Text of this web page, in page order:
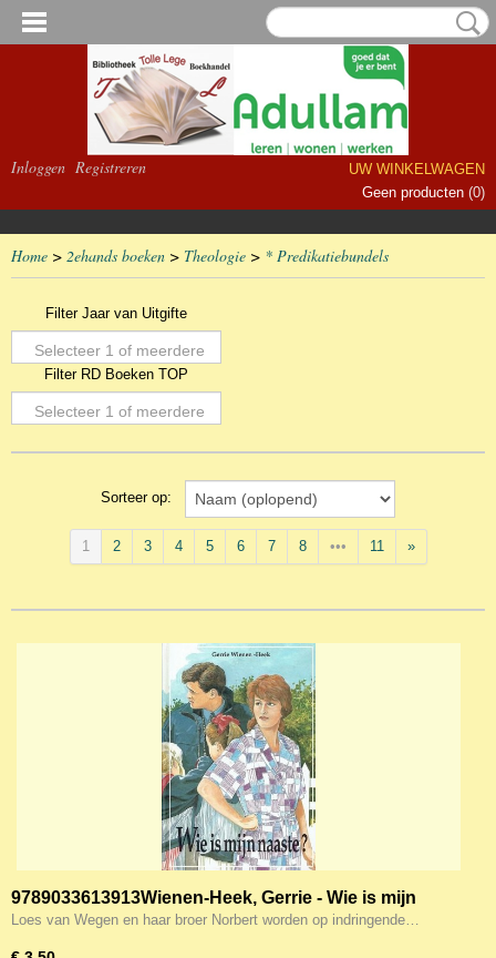
Inloggen Registreren
UW WINKELWAGEN
Geen producten (0)
Home > 2ehands boeken > Theologie > * Predikatiebundels
Filter Jaar van Uitgifte
Selecteer 1 of meerdere
opties
Filter RD Boeken TOP
Selecteer 1 of meerdere
Sorteer op:
1 2 3 4 5 6 7 8 ••• 11 »
9789033613913Wienen-Heek, Gerrie - Wie is mijn
naaste? 9789033613913
Loes van Wegen en haar broer Norbert worden op indringende…